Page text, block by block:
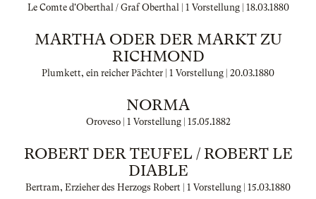
Le Comte d'Oberthal / Graf Oberthal | 1 Vorstellung | 18.03.1880
MARTHA ODER DER MARKT ZU
RICHMOND
Plumkett, ein reicher Pächter | 1 Vorstellung | 20.03.1880
NORMA
Oroveso | 1 Vorstellung | 15.05.1882
ROBERT DER TEUFEL / ROBERT LE
DIABLE
Bertram, Erzieher des Herzogs Robert | 1 Vorstellung | 15.03.1880